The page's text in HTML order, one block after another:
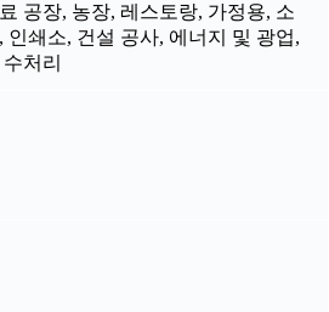
공장, 농장, 레스토랑, 가정용, 소
인쇄소, 건설 공사, 에너지 및 광업,
처리